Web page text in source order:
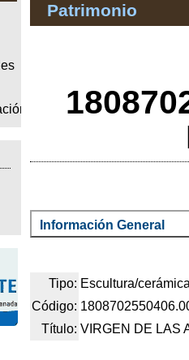
Patrimonio
Información General
Tipo: Escultura/
Código:
Título: VIRGEN DE LAS